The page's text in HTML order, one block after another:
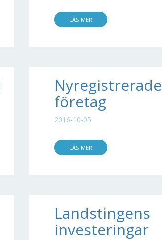
LÄS MER
Nyregistrerade
företag
2016-10-05
LÄS MER
Landstingens
investeringar